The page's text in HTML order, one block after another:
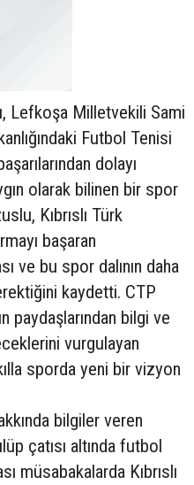
Lefkoşa Milletvekili Sami
Futbol Tenisi
dolayı
olarak bilinen bir spor
Kıbrıslı Türk
başaran
ve bu spor dalının daha
kaydetti. CTP
bilgi ve
vurgulayan
sporda yeni bir vizyon
bilgiler veren
çatısı altında futbol
müsabakalarda Kıbrıslı